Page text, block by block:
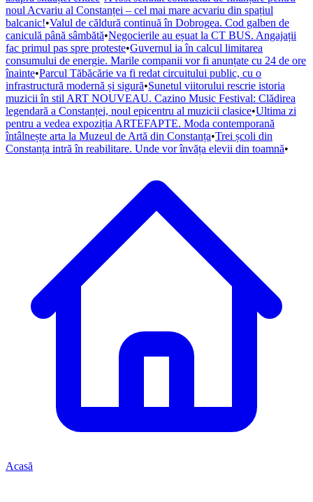
noul Acvariu al Constanței – cel mai mare acvariu din spațiul
balcanic!•Valul de căldură continuă în Dobrogea. Cod galben de
caniculă până sâmbătă•Negocierile au eșuat la CT BUS. Angajații
fac primul pas spre proteste•Guvernul ia în calcul limitarea
consumului de energie. Marile companii vor fi anunțate cu 24 de ore
înainte•Parcul Tăbăcărie va fi redat circuitului public, cu o
infrastructură modernă și sigură•Sunetul viitorului rescrie istoria
muzicii în stil ART NOUVEAU. Cazino Music Festival: Clădirea
legendară a Constanței, noul epicentru al muzicii clasice•Ultima zi
pentru a vedea expoziția ARTEFAPTE. Moda contemporană
întâlnește arta la Muzeul de Artă din Constanța•Trei școli din
Constanța intră în reabilitare. Unde vor învăța elevii din toamnă•
Acasă